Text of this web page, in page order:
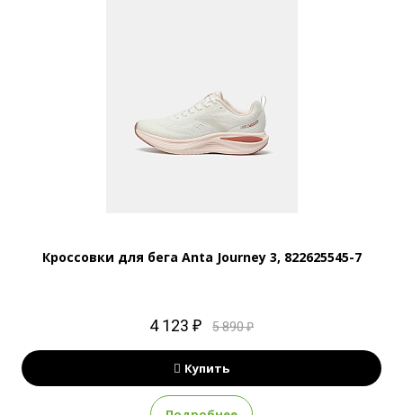
Кроссовки для бега Anta Journey 3, 822625545-7
4 123 ₽ 5 890 ₽
Купить